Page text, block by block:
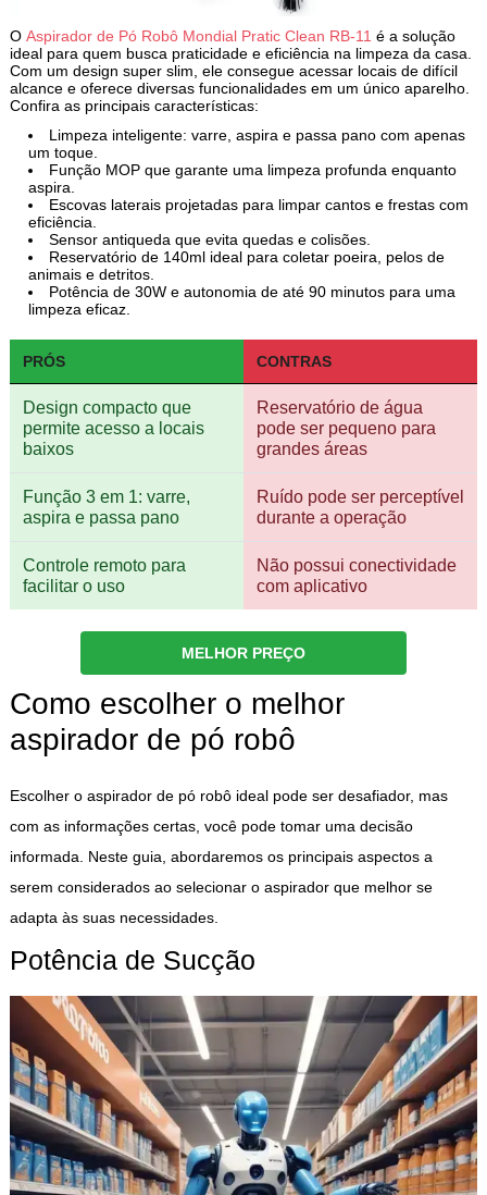
O Aspirador de Pó Robô Mondial Pratic Clean RB-11 é a solução
ideal para quem busca praticidade e eficiência na limpeza da casa.
Com um design super slim, ele consegue acessar locais de difícil
alcance e oferece diversas funcionalidades em um único aparelho.
Confira as principais características:
Limpeza inteligente: varre, aspira e passa pano com apenas
um toque.
Função MOP que garante uma limpeza profunda enquanto
aspira.
Escovas laterais projetadas para limpar cantos e frestas com
eficiência.
Sensor antiqueda que evita quedas e colisões.
Reservatório de 140ml ideal para coletar poeira, pelos de
animais e detritos.
Potência de 30W e autonomia de até 90 minutos para uma
limpeza eficaz.
PRÓS CONTRAS
Design compacto que
permite acesso a locais
baixos
Reservatório de água
pode ser pequeno para
grandes áreas
Função 3 em 1: varre,
aspira e passa pano
Ruído pode ser perceptível
durante a operação
Controle remoto para
facilitar o uso
Não possui conectividade
com aplicativo
MELHOR PREÇO
Como escolher o melhor
aspirador de pó robô
Escolher o aspirador de pó robô ideal pode ser desafiador, mas
com as informações certas, você pode tomar uma decisão
informada. Neste guia, abordaremos os principais aspectos a
serem considerados ao selecionar o aspirador que melhor se
adapta às suas necessidades.
Potência de Sucção